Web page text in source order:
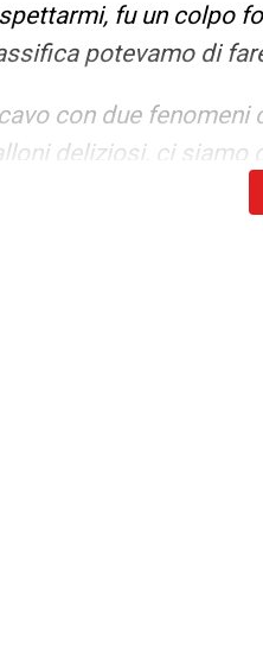
fu un colpo
potevamo di
con due fenomeni
deliziosi, ci siamo
«Nervosismo in